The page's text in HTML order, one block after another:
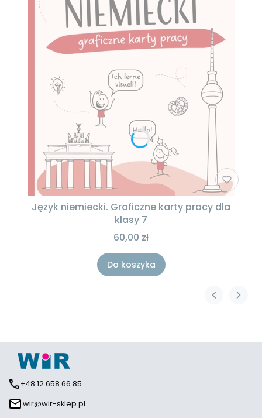
Język niemiecki. Graficzne karty pracy dla
klasy 7
60,00 zł
Do koszyka
+48 12 658 66 85
wir@wir-sklep.pl